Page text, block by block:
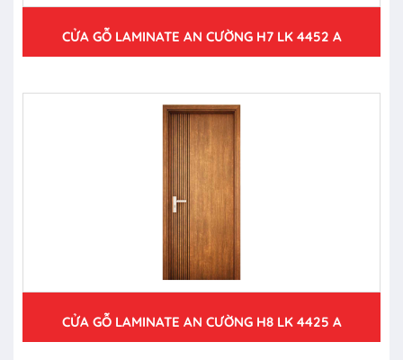
CỬA GỖ LAMINATE AN CƯỜNG H7 LK 4452 A
CỬA GỖ LAMINATE AN CƯỜNG H8 LK 4425 A